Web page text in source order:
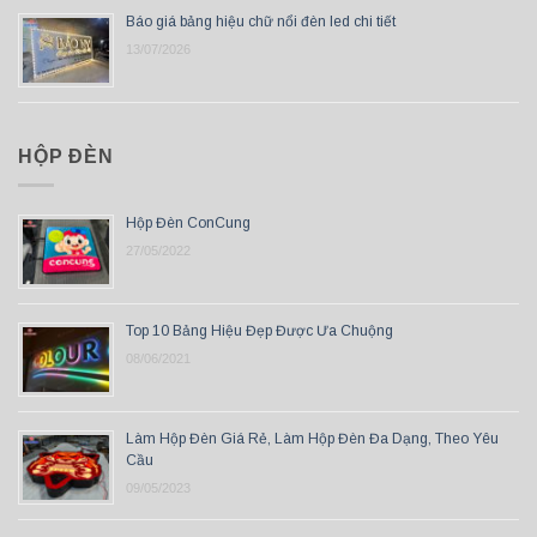
Báo giá bảng hiệu chữ nổi đèn led chi tiết
13/07/2026
HỘP ĐÈN
Hộp Đèn ConCung
27/05/2022
Top 10 Bảng Hiệu Đẹp Được Ưa Chuộng
08/06/2021
Làm Hộp Đèn Giá Rẻ, Làm Hộp Đèn Đa Dạng, Theo Yêu
Cầu
09/05/2023